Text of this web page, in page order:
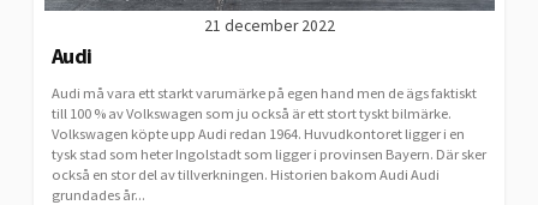
21 december 2022
Audi
Audi må vara ett starkt varumärke på egen hand men de ägs faktiskt
till 100 % av Volkswagen som ju också är ett stort tyskt bilmärke.
Volkswagen köpte upp Audi redan 1964. Huvudkontoret ligger i en
tysk stad som heter Ingolstadt som ligger i provinsen Bayern. Där sker
också en stor del av tillverkningen. Historien bakom Audi Audi
grundades år...